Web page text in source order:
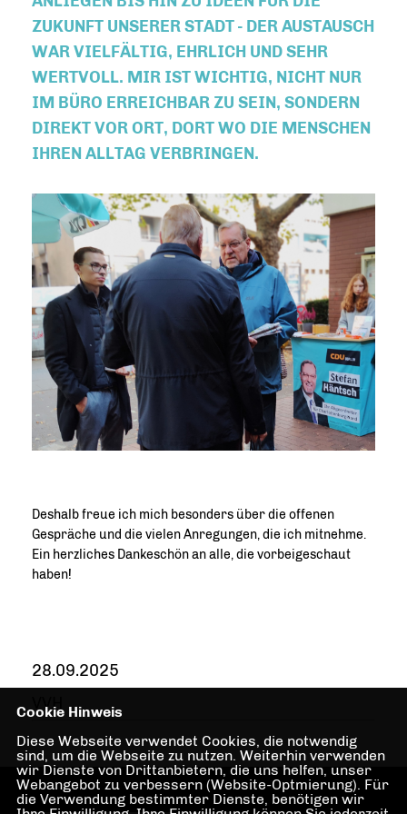
ZUKUNFT UNSERER STADT - DER AUSTAUSCH
WAR VIELFÄLTIG, EHRLICH UND SEHR
WERTVOLL. MIR IST WICHTIG, NICHT NUR
IM BÜRO ERREICHBAR ZU SEIN, SONDERN
DIREKT VOR ORT, DORT WO DIE MENSCHEN
IHREN ALLTAG VERBRINGEN.
Deshalb freue ich mich besonders über die offenen
Gespräche und die vielen Anregungen, die ich mitnehme.
Ein herzliches Dankeschön an alle, die vorbeigeschaut
haben!
28.09.2025
VVH
Cookie Hinweis
Diese Webseite verwendet Cookies, die notwendig
sind, um die Webseite zu nutzen. Weiterhin verwenden
wir Dienste von Drittanbietern, die uns helfen, unser
Webangebot zu verbessern (Website-Optmierung). Für
die Verwendung bestimmter Dienste, benötigen wir